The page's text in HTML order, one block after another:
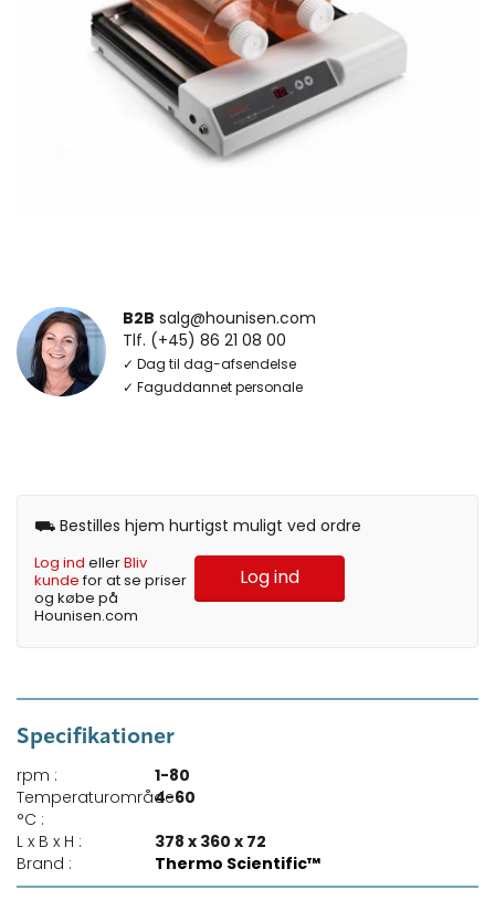
B2B salg@hounisen.com
Tlf. (+45) 86 21 08 00
✓ Dag til dag-afsendelse
✓ Faguddannet personale
⛟ Bestilles hjem hurtigst muligt ved ordre
Log ind ellerBliv
kundefor at se priser
og købe på
Hounisen.com
Log ind
Specifikationer
rpm :
1-80
Temperaturområde
°C :
4-60
L x B x H :
378 x 360 x 72
Brand :
Thermo Scientific™